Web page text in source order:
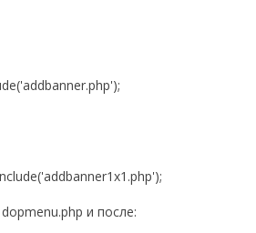
и после: